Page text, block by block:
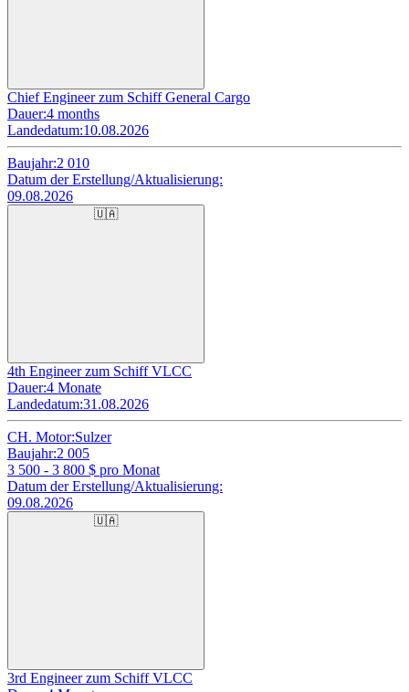
Chief Engineer zum Schiff General Cargo
Dauer:4 months
Landedatum:10.08.2026
Baujahr:2 010
Datum der Erstellung/Aktualisierung:
09.08.2026
🇺🇦
4th Engineer zum Schiff VLCC
Dauer:4 Monate
Landedatum:31.08.2026
CH. Motor:Sulzer
Baujahr:2 005
3 500 - 3 800 $ pro Monat
Datum der Erstellung/Aktualisierung:
09.08.2026
🇺🇦
3rd Engineer zum Schiff VLCC